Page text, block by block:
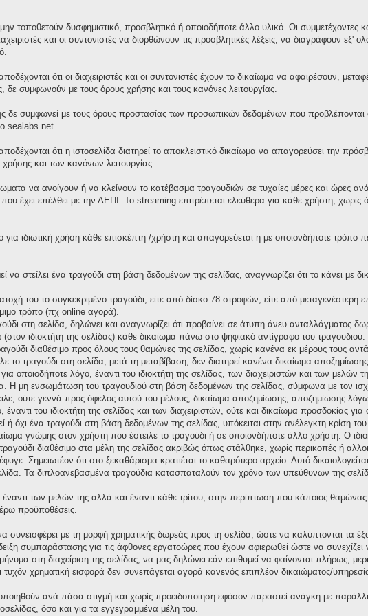
τοποθετούν δυσφημιστικό, προσβλητικό ή οποιοδήποτε άλλο υλικό. Οι συμμετέχοντες
και οι συντονιστές να διορθώνουν τις προσβλητικές λέξεις, να διαγράφουν
ότι οι διαχειριστές και οι συντονιστές έχουν το δικαίωμα να αφαιρέσουν,
συμφωνούν με τους όρους χρήσης και τους κανόνες λειτουργίας.
δε συμφωνεί με τους όρους προστασίας των προσωπικών δεδομένων που προβλέπονται
ότι η ιστοσελίδα διατηρεί το αποκλειστικό δικαίωμα να απαγορεύσει την
και των κανόνων λειτουργίας.
να ανοίγουν ή να κλείνουν το κατέβασμα τραγουδιών σε τυχαίες μέρες και ώρες
έχει επέλθει με την ΑΕΠΙ. Το streaming επιτρέπεται ελεύθερα για κάθε χρήστη,
ιδιωτική χρήση κάθε επισκέπτη /χρήστη και απαγορεύεται η με οποιονδήποτε τρόπο
να στείλει ένα τραγούδι στη βάση δεδομένων της σελίδας, αναγνωρίζει ότι το κάνει με
του το συγκεκριμένο τραγούδι, είτε από δίσκο 78 στροφών, είτε από
τρόπο (πχ online αγορά).
στη σελίδα, δηλώνει και αναγνωρίζει ότι προβαίνει σε άτυπη άνευ ανταλλάγματος
(στον ιδιοκτήτη της σελίδας) κάθε δικαίωμα πάνω στο ψηφιακό αντίγραφο του τραγουδιού.
διαθέσιμο προς όλους τους θαμώνες της σελίδας, χωρίς κανένα εκ μέρους τους
το τραγούδι στη σελίδα, μετά τη μεταβίβαση, δεν διατηρεί κανένα δικαίωμα
οποιοδήποτε λόγο, έναντι του ιδιοκτήτη της σελίδας, των διαχειριστών και των μελών
Η μη ενσωμάτωση του τραγουδιού στη βάση δεδομένων της σελίδας, σύμφωνα με τον
ούτε γεννά προς όφελος αυτού του μέλους, δικαίωμα αποζημίωσης, αποζημίωσης
του ιδιοκτήτη της σελίδας και των διαχειριστών, ούτε και δικαίωμα προσδοκίας
ένα τραγούδι στη βάση δεδομένων της σελίδας, υπόκειται στην ανέλεγκτη κρίση του
γνώμης στον χρήστη που έστειλε το τραγούδι ή σε οποιονδήποτε άλλο χρήστη. Ο
διαθέσιμο στα μέλη της σελίδας ακριβώς όπως στάλθηκε, χωρίς περικοπές ή
Σημειωτέον ότι στο ξεκαθάρισμα κρατιέται το καθαρότερο αρχείο. Αυτό
Τα διπλοανεβασμένα τραγούδια κατασπαταλούν τον χρόνο των υπεύθυνων της
των μελών της αλλά και έναντι κάθε τρίτου, στην περίπτωση που κάποιος
προϋποθέσεις.
συνεισφέρει με τη μορφή χρηματικής δωρεάς προς τη σελίδα, ώστε να καλύπτονται τα
συμπαράστασης για τις άφθονες εργατοώρες που έχουν αφιερωθεί ώστε να συνεχίζει
στη διαχείριση της σελίδας, να μας δηλώνει εάν επιθυμεί να φαίνονται πλήρως,
χρηματική εισφορά δεν συνεπάγεται αγορά κανενός επιπλέον δικαιώματος/
ανά πάσα στιγμή και χωρίς προειδοποίηση εφόσον παραστεί ανάγκη με
όσο και για τα εγγεγραμμένα μέλη του.